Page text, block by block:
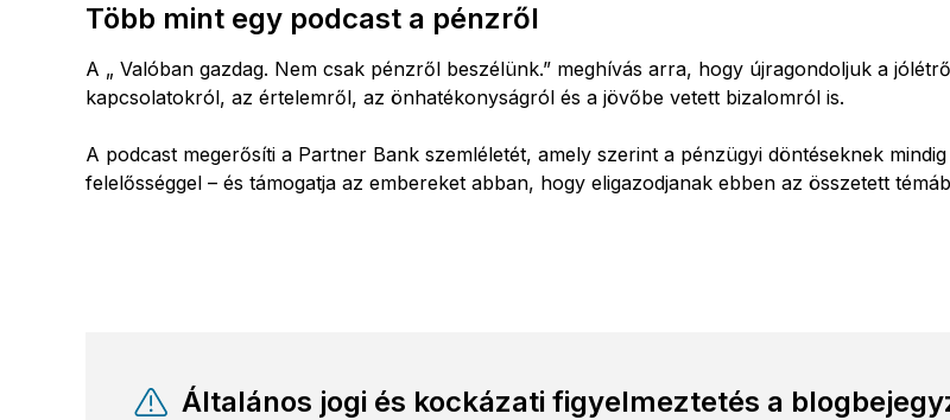
Több mint egy podcast a pénzről
A „ Valóban gazdag. Nem csak pénzről beszélünk.” meghívás arra, hogy újragondoljuk a
kapcsolatokról, az értelemről, az önhatékonyságról és a jövőbe vetett bizalomról is.
A podcast megerősíti a Partner Bank szemléletét, amely szerint a pénzügyi döntéseknek
felelősséggel – és támogatja az embereket abban, hogy eligazodjanak ebben az összetett
Általános jogi és kockázati figyelmeztetés a